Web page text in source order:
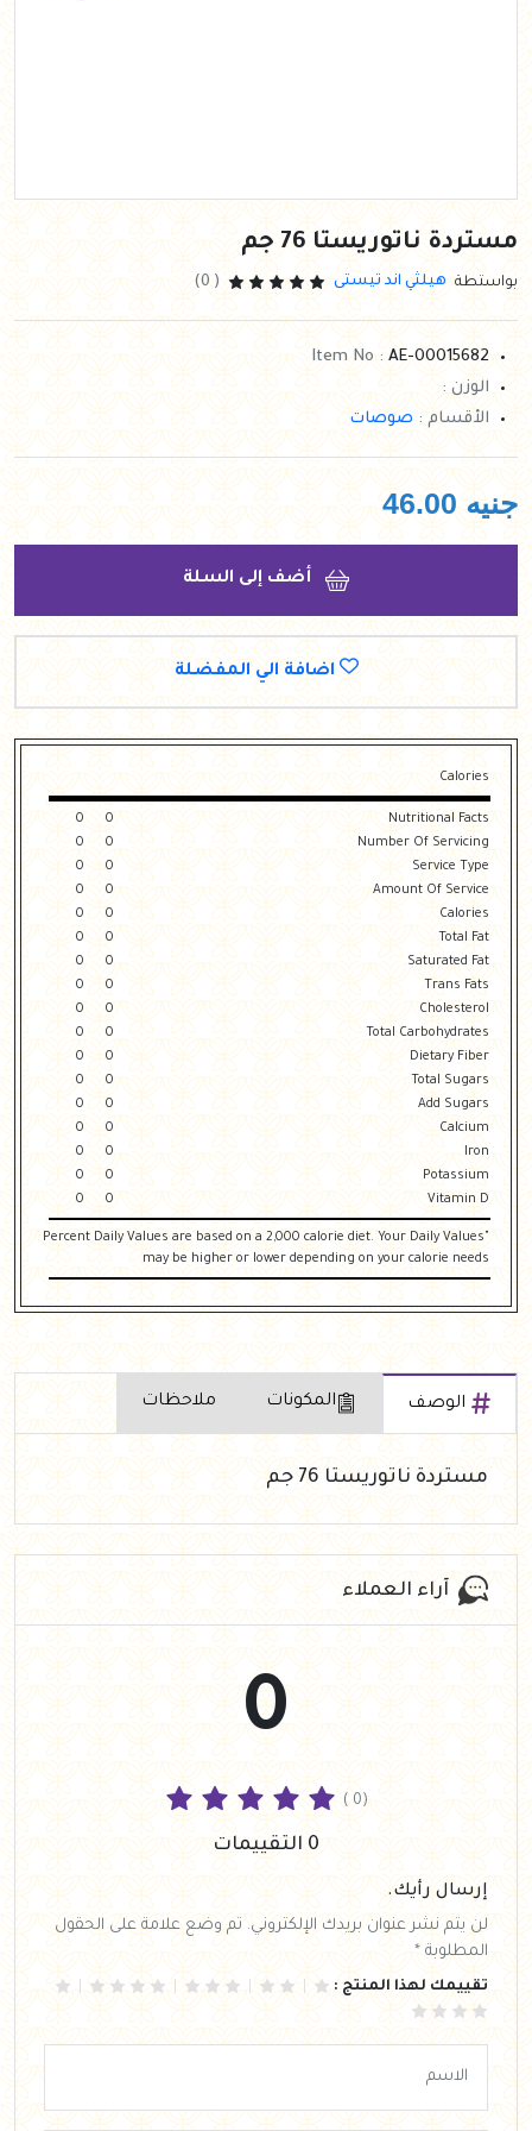
مستردة ناتوريستا 76 جم
بواستطة هيلثي اند تيستى ( 0)
Item No :AE-00015682
الوزن :
الأقسام : صوصات
جنيه 46.00
أضف إلى السلة
اضافة الي المفضلة
Calories
Nutritional Facts
0
0
Number Of Servicing
0
0
Service Type
0
0
Amount Of Service
0
0
Calories
0
0
Total Fat
0
0
Saturated Fat
0
0
Trans Fats
0
0
Cholesterol
0
0
Total Carbohydrates
0
0
Dietary Fiber
0
0
Total Sugars
0
0
Add Sugars
0
0
Calcium
0
0
Iron
0
0
Potassium
0
0
Vitamin D
0
0
"Percent Daily Values are based on a 2,000 calorie diet. Your Daily Values
may be higher or lower depending on your calorie needs
الوصف المكونات ملاحظات
مستردة ناتوريستا 76 جم
آراء العملاء
0
( 0)
0 التقييمات
إرسال رأيك.
لن يتم نشر عنوان بريدك الإلكتروني. تم وضع علامة على الحقول
المطلوبة *
تقييمك لهذا المنتج :